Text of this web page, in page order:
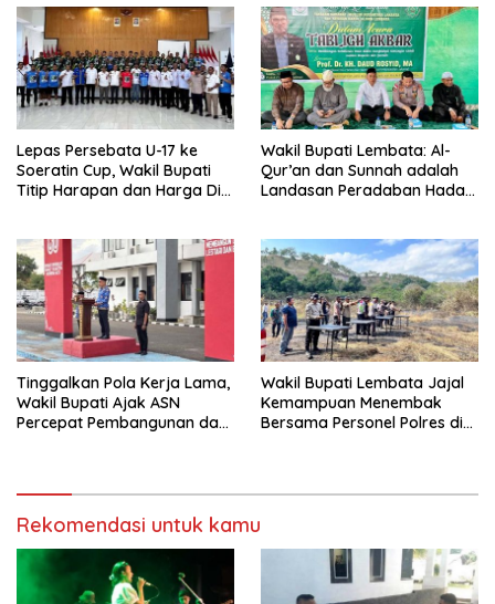
Lepas Persebata U-17 ke
Soeratin Cup, Wakil Bupati
Titip Harapan dan Harga Diri
Wakil Bupati Lembata: Al-
Qur’an dan Sunnah adalah
Landasan Peradaban Hadapi
Tinggalkan Pola Kerja Lama,
Wakil Bupati Ajak ASN
Percepat Pembangunan dan
Wakil Bupati Lembata Jajal
Kemampuan Menembak
Bersama Personel Polres di
Rekomendasi untuk kamu